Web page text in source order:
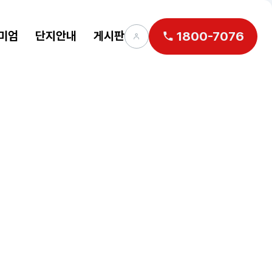
엄 단지안내 게시판 1800-7076